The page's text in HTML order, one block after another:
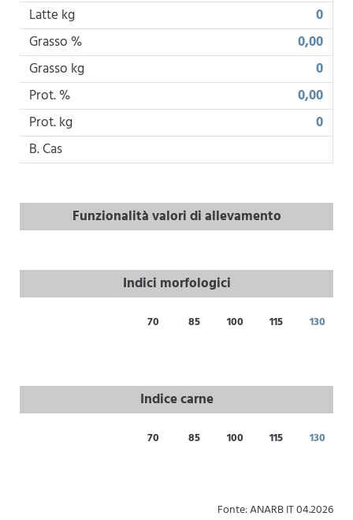
Latte kg
0
Grasso %
0,00
Grasso kg
0
Prot. %
0,00
Prot. kg
0
B. Cas
Funzionalità valori di allevamento
Indici morfologici
70 85 100 115 130
Indice carne
70 85 100 115 130
Fonte: ANARB IT 04.2026